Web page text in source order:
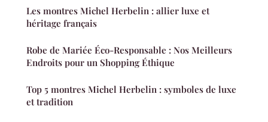
Les montres Michel Herbelin : allier luxe et
héritage français
Robe de Mariée Éco-Responsable : Nos Meilleurs
Endroits pour un Shopping Éthique
Top 5 montres Michel Herbelin : symboles de luxe
et tradition